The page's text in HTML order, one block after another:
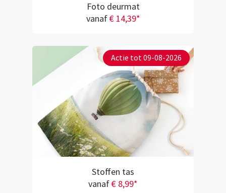
Foto deurmat
vanaf€ 14,39*
Actie tot 09-08-2026
Stoffen tas
vanaf€ 8,99*